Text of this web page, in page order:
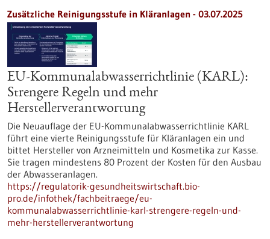
Zusätzliche Reinigungsstufe in Kläranlagen - 03.07.2025
EU-Kommunalabwasserrichtlinie (KARL):
Strengere Regeln und mehr
Herstellerverantwortung
Die Neuauflage der EU-Kommunalabwasserrichtlinie KARL
führt eine vierte Reinigungsstufe für Kläranlagen ein und
bittet Hersteller von Arzneimitteln und Kosmetika zur Kasse.
Sie tragen mindestens 80 Prozent der Kosten für den Ausbau
der Abwasseranlagen.
https://regulatorik-gesundheitswirtschaft.bio-
pro.de/infothek/fachbeitraege/eu-
kommunalabwasserrichtlinie-karl-strengere-regeln-und-
mehr-herstellerverantwortung